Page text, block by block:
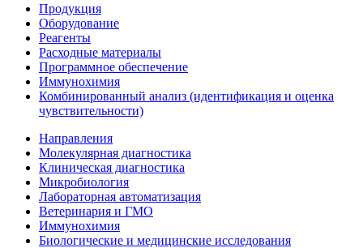
Продукция
Оборудование
Реагенты
Расходные материалы
Программное обеспечение
Иммунохимия
Комбинированный анализ (идентификация и оценка
чувствительности)
Направления
Молекулярная диагностика
Клиническая диагностика
Микробиология
Лабораторная автоматизация
Ветеринария и ГМО
Иммунохимия
Биологические и медицинские исследования